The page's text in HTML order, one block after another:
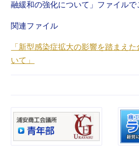
融緩和の強化について」ファイルで
関連ファイル
「新型感染症拡大の影響を踏まえ
いて」